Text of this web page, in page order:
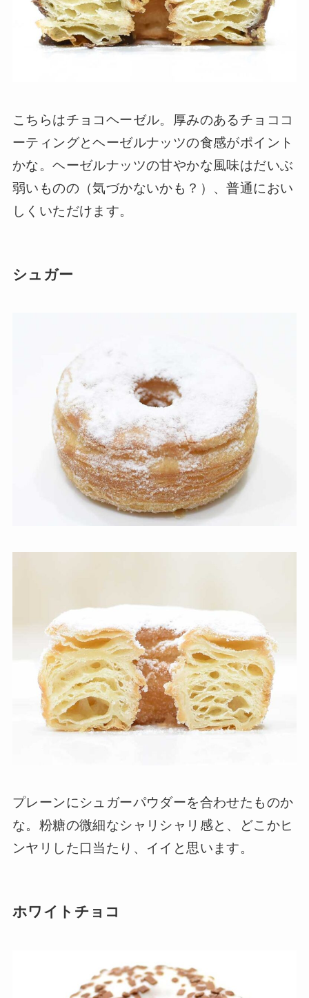
こちらはチョコヘーゼル。厚みのあるチョココ
ーティングとヘーゼルナッツの食感がポイント
かな。ヘーゼルナッツの甘やかな風味はだいぶ
弱いものの（気づかないかも？）、普通におい
しくいただけます。
シュガー
プレーンにシュガーパウダーを合わせたものか
な。粉糖の微細なシャリシャリ感と、どこかヒ
ンヤリした口当たり、イイと思います。
ホワイトチョコ